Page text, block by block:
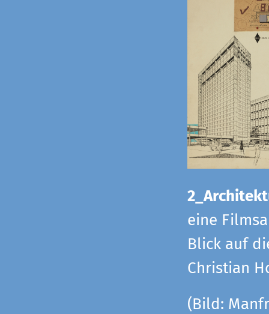
eine
Blick auf
Christian
(Bild: